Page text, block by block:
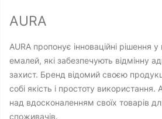
AURA
AURA пропонує інноваційні рішення
емалей, які забезпечують відмінну
захист. Бренд відомий своєю
собі якість і простоту використання.
над вдосконаленням своїх товарів
споживачів.